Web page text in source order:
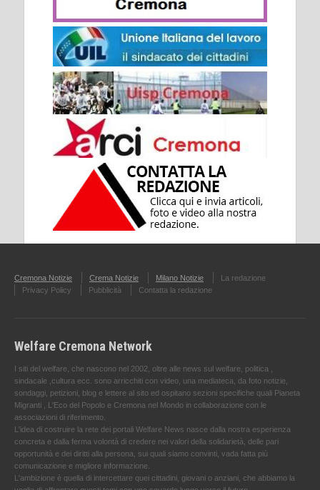
Cremona Notizie Crema Notizie Milano Notizie
La redazione
Privacy Policy
Pubblicità Contatta la redazione
Welfare Cremona Network
I siti del welfare, che nascono nel 2002, oltre alle news sul welfare, politica ,
sindacale ,cultura ecc. sono arricchiti con video, una mediateca, da foto notizie,
sondaggi, petizioni, blog e lettere al sito ed ospitano sezioni specifiche quali Pianeta
Migranti , L'Eco del Popolo e Cremona nel Mondo in collaborazione con le
associazioni di riferimento.
L'idea di costruire la rete dei portali Welfare News nasce dalla nostra esperienza
concreta e dalla ferma volontà di credere nei valori della solidarietà, delle pari
opportunità e dei diritti alla persona, sui quali siamo convinti, vada fatta più
comunicazione e migliore informazione.
L'ambizione è quella di intercettare quei cittadini, giovani o anziani, che abbiamo la